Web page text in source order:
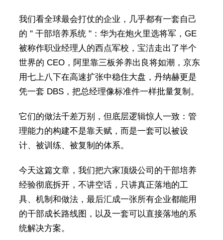
我们看全球最会打仗的企业，几乎都有一套自己
的 " 干部培养系统 "：华为在炮火里选将军，GE
被称作职业经理人的西点军校，宝洁走出了半个
世界的 CEO，阿里靠三板斧养出良将如潮，京东
用七上八下在高速扩张中稳住大盘，丹纳赫更是
凭一套 DBS，把总经理像标准件一样批量复制。
它们的做法千差万别，但底层逻辑惊人一致：管
理能力的构建不是靠天赋，而是一套可以被设
计、被训练、被复制的体系。
今天这篇文章，我们把六家顶级公司的干部培养
经验彻底拆开，不讲空话，只讲真正落地的工
具、机制和做法，最后汇成一张所有企业都能用
的干部成长路线图，以及一套可以直接落地的系
统解决方案。